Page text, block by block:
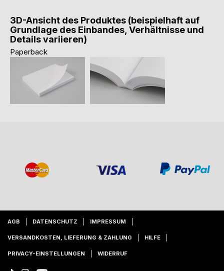
3D-Ansicht des Produktes (beispielhaft auf
Grundlage des Einbandes, Verhältnisse und
Details variieren)
Paperback
AGB DATENSCHUTZ IMPRESSUM
VERSANDKOSTEN, LIEFERUNG & ZAHLUNG HILFE
PRIVACY-EINSTELLUNGEN WIDERRUF